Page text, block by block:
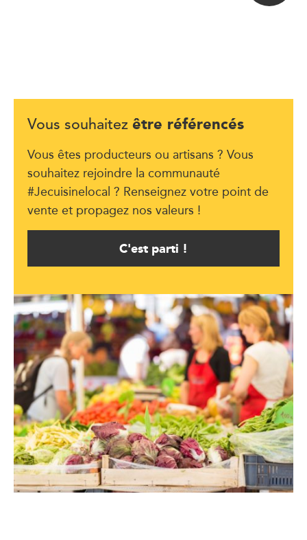
Vous souhaitez être référencés
Vous êtes producteurs ou artisans ? Vous
souhaitez rejoindre la communauté
#Jecuisinelocal ? Renseignez votre point de
vente et propagez nos valeurs !
C'est parti !